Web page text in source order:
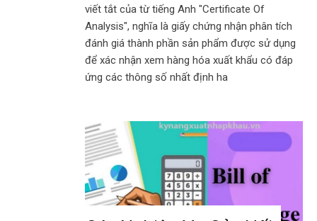
viết tắt của từ tiếng Anh "Certificate Of
Analysis", nghĩa là giấy chứng nhận phân tích
đánh giá thành phần sản phẩm được sử dụng
để xác nhận xem hàng hóa xuất khẩu có đáp
ứng các thông số nhất định ha